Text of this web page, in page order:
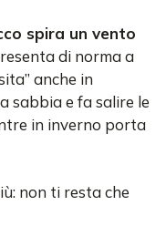
spira un vento
di norma a
anche in
sabbia e fa salire le
in inverno porta
non ti resta che